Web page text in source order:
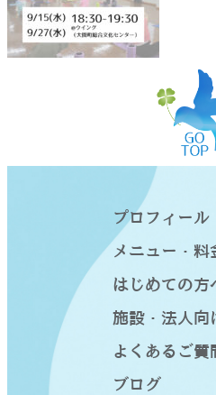
プロフィール
メニュー・料
はじめての方
施設・法人向
よくあるご質
ブログ